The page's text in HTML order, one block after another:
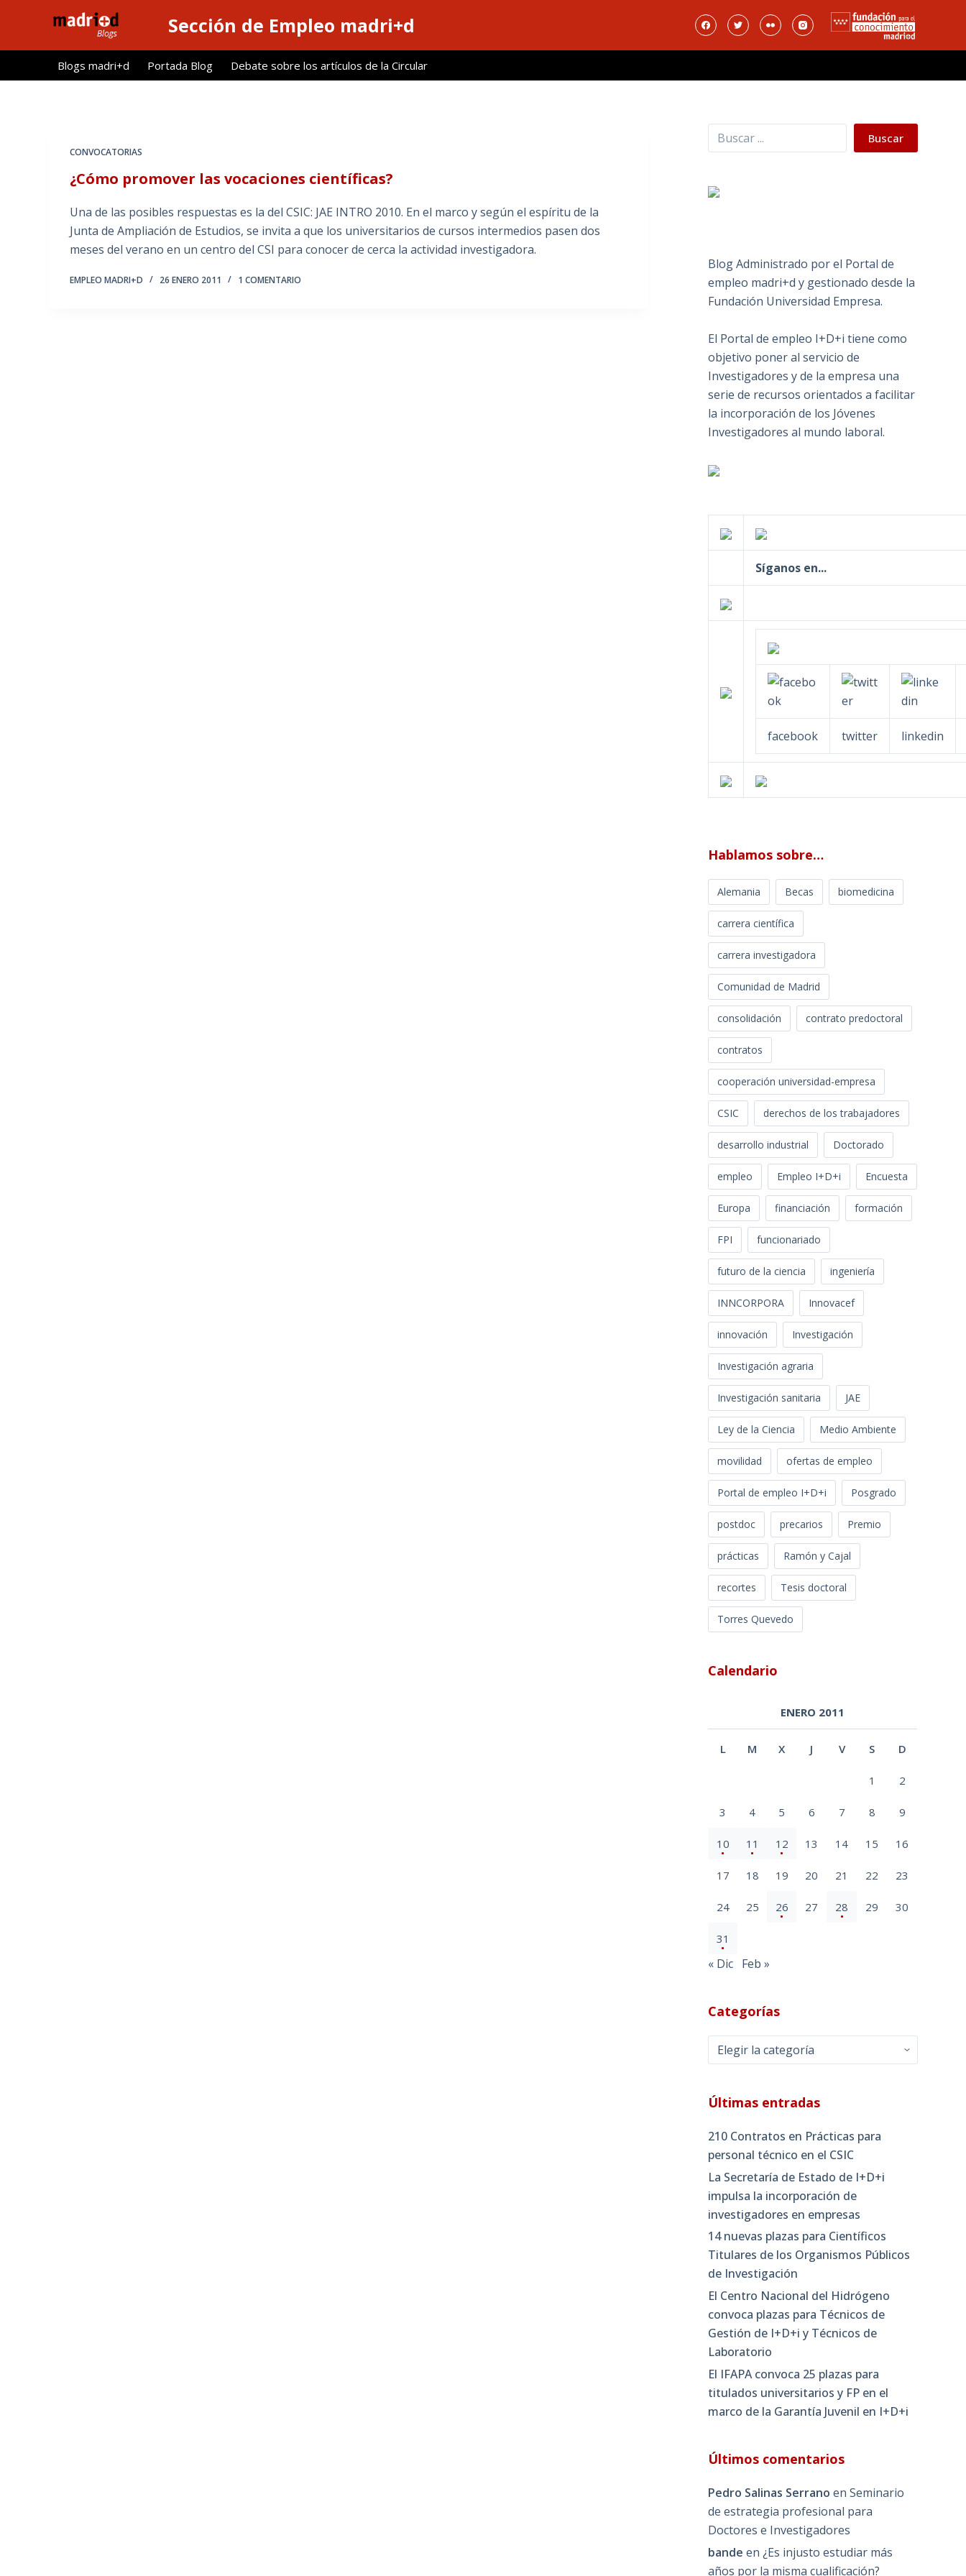
l
Sección de Empleo madri+d
Blogs madri+d Portada Blog Debate sobre los artículos de la Circular
CONVOCATORIAS
¿Cómo promover las vocaciones científicas?
Una de las posibles respuestas es la del CSIC: JAE INTRO 2010. En el marco y según el espíritu de la
Junta de Ampliación de Estudios, se invita a que los universitarios de cursos intermedios pasen dos
meses del verano en un centro del CSI para conocer de cerca la actividad investigadora.
EMPLEO MADRI+D 26 ENERO 2011 1 COMENTARIO
Buscar Buscar
Blog Administrado por el Portal de
empleo madri+d y gestionado desde la
Fundación Universidad Empresa.
El Portal de empleo I+D+i tiene como
objetivo poner al servicio de
Investigadores y de la empresa una
serie de recursos orientados a facilitar
la incorporación de los Jóvenes
Investigadores al mundo laboral.
Síganos en...
facebook twitter linkedin
Hablamos sobre…
Alemania Becas biomedicina
carrera científica
carrera investigadora
Comunidad de Madrid
consolidación contrato predoctoral
contratos
cooperación universidad-empresa
CSIC derechos de los trabajadores
desarrollo industrial Doctorado
empleo Empleo I+D+i Encuesta
Europa financiación formación
FPI funcionariado
futuro de la ciencia ingeniería
INNCORPORA Innovacef
innovación Investigación
Investigación agraria
Investigación sanitaria JAE
Ley de la Ciencia Medio Ambiente
movilidad ofertas de empleo
Portal de empleo I+D+i Posgrado
postdoc precarios Premio
prácticas Ramón y Cajal
recortes Tesis doctoral
Torres Quevedo
Calendario
ENERO 2011
L M X J V S D
1 2
3 4 5 6 7 8 9
10 11 12 13 14 15 16
17 18 19 20 21 22 23
24 25 26 27 28 29 30
31
« Dic Feb »
Categorías
Categorías
Últimas entradas
210 Contratos en Prácticas para
personal técnico en el CSIC
La Secretaría de Estado de I+D+i
impulsa la incorporación de
investigadores en empresas
14 nuevas plazas para Científicos
Titulares de los Organismos Públicos
de Investigación
El Centro Nacional del Hidrógeno
convoca plazas para Técnicos de
Gestión de I+D+i y Técnicos de
Laboratorio
El IFAPA convoca 25 plazas para
titulados universitarios y FP en el
marco de la Garantía Juvenil en I+D+i
Últimos comentarios
Pedro Salinas Serrano enSeminario
de estrategia profesional para
Doctores e Investigadores
bande en¿Es injusto estudiar más
años por la misma cualificación?